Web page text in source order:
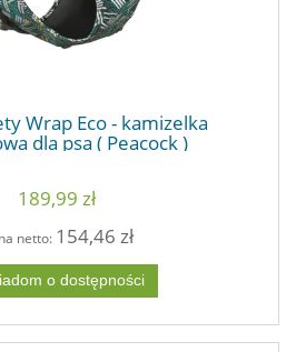
Wrap Eco - kamizelka
dla psa ( Peacock )
189,99 zł
netto: 154,46 zł
o dostępności